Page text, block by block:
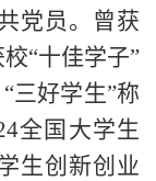
党员。曾获
“十佳学子”
三好学生”称
全国大学生
生创新创业